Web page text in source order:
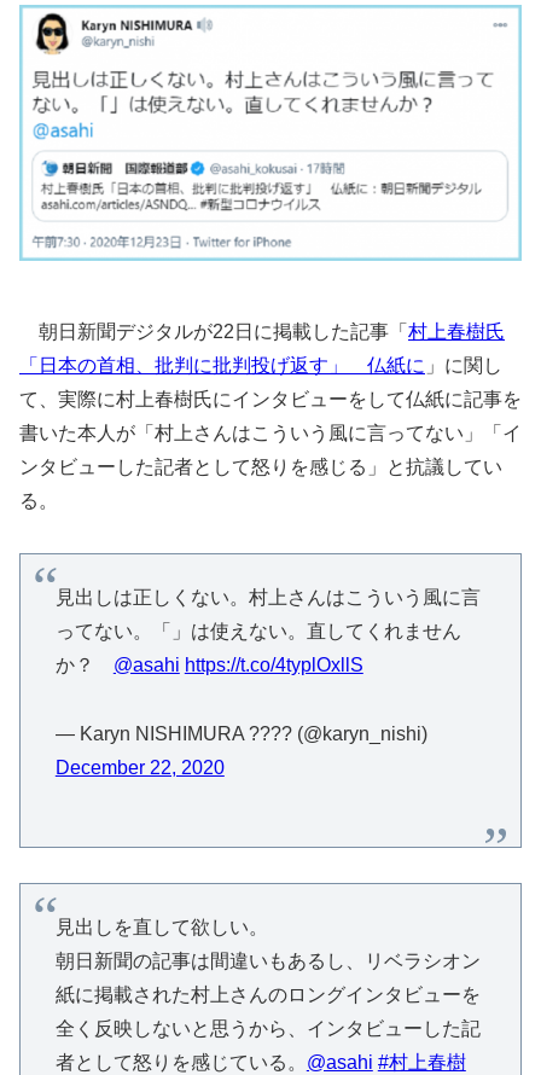
朝日新聞デジタルが22日に掲載した記事「 村上春樹氏
「日本の首相、批判に批判投げ返す」 仏紙に 」に関し
て、実際に村上春樹氏にインタビューをして仏紙に記事を
書いた本人が「村上さんはこういう風に言ってない」「イ
ンタビューした記者として怒りを感じる」と抗議してい
る。
見出しは正しくない。村上さんはこういう風に言
ってない。「」は使えない。直してくれません
か？ @asahi https://t.co/4typlOxllS
— Karyn NISHIMURA ???? (@karyn_nishi)
December 22, 2020
見出しを直して欲しい。
朝日新聞の記事は間違いもあるし、リベラシオン
紙に掲載された村上さんのロングインタビューを
全く反映しないと思うから、インタビューした記
者として怒りを感じている。 @asahi #村上春樹